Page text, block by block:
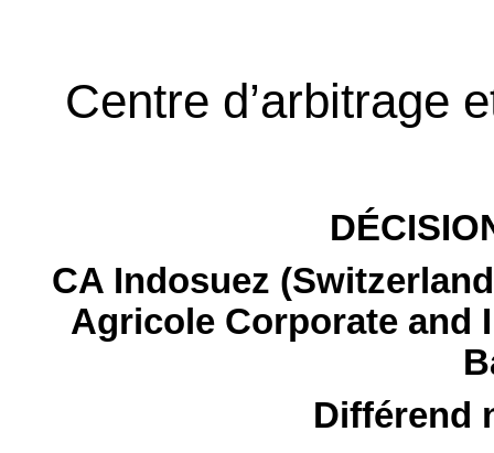
Centre d’arbitrage
CA Indosuez
Agricole Corporate and
Différend